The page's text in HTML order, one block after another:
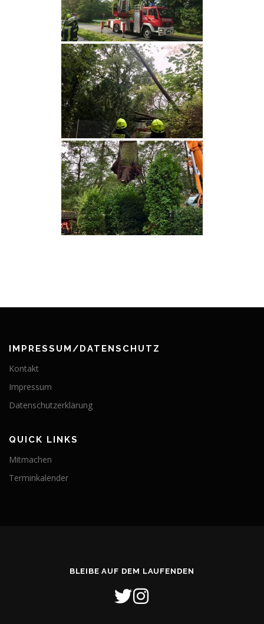
IMPRESSUM/DATENSCHUTZ
Kontakt
Impressum
Datenschutzerklärung
QUICK LINKS
Mitmachen
Terminkalender
BLEIBE AUF DEM LAUFENDEN